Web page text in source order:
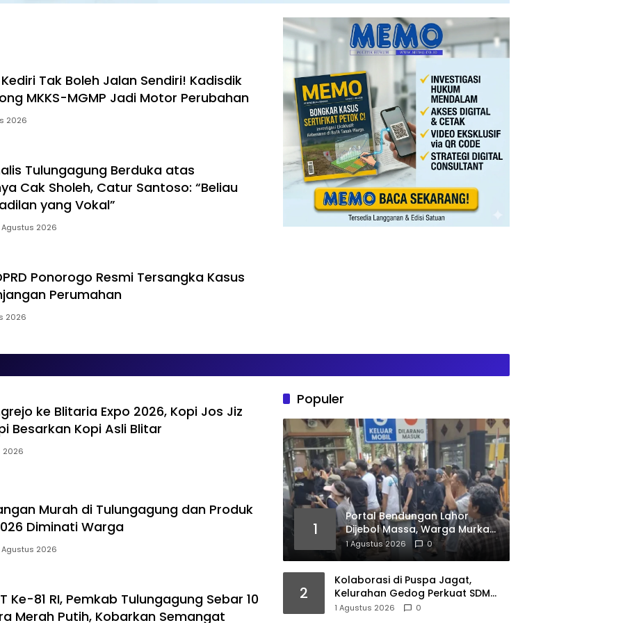
Tak Boleh Jalan Sendiri! Kadisdik
MKKS-MGMP Jadi Motor Perubahan
2026
Tulungagung Berduka atas
Cak Sholeh, Catur Santoso: “Beliau
yang Vokal”
Agustus 2026
Ponorogo Resmi Tersangka Kasus
Perumahan
2026
ke Blitaria Expo 2026, Kopi Jos Jiz
Besarkan Kopi Asli Blitar
2026
Murah di Tulungagung dan Produk
Diminati Warga
Agustus 2026
Ke-81 RI, Pemkab Tulungagung Sebar 10
Merah Putih, Kobarkan Semangat
Populer
1
Portal Bendungan Lahor
Dijebol Massa, Warga Murka
Kebijakan PJT I Dinilai Matikan
Ekonomi Rakyat
1 Agustus 2026 0
2
Kolaborasi di Puspa Jagat,
Kelurahan Gedog Perkuat SDM
untuk Kelola Potensi Daerah
1 Agustus 2026 0